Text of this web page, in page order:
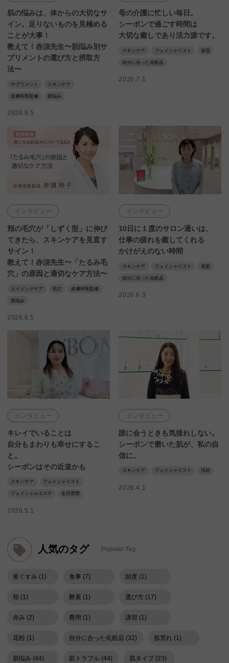
肌の悩みは、体からの大切なサ
イン。足りないものを見極める
ことが大事！
教えて！赤須先生〜肌悩み別サ
プリメントの選び方と摂取方
法〜
サプリメント スキンケア
皮膚科医監修 肌悩み
2026.8.5
母の介護に忙しい毎日。
シーボンで過ごす時間は
大切な癒しであり活力源です。
スキンケア フェイシャリスト 保湿
自分に合った化粧品
2026.7.1
インタビュー
頬の毛穴が「しずく型」に伸び
てきたら、スキンケアを見直す
サイン！
教えて！赤須先生〜「たるみ毛
穴」の原因と適切なケア方法〜
エイジングケア 毛穴 皮膚科医監修
肌悩み
2026.6.5
インタビュー
10日に１度のサロン通いは、
仕事の疲れを癒してくれる
かけがえのない時間
スキンケア フェイシャリスト 美肌
自分に合った化粧品
2026.6.3
インタビュー
キレイでいることは
自分もまわりも幸せにするこ
と。
シーボンはその近道かも
スキンケア フェイシャリスト
フェイシャルエステ 生活習慣
2026.5.1
インタビュー
誰に会うときも気後れしない。
シーボンで磨いた肌が、私の自
信に。
スキンケア フェイシャリスト 洗顔
2026.4.1
人気のタグ Popular Tag
黄ぐすみ (1) 食事 (7) 頻度 (1)
頬 (1) 酵素 (1) 選び方 (17)
赤み (2) 費用 (1) 講習 (1)
花粉 (1) 自分に合った化粧品 (32) 肌荒れ (1)
肌悩み (44) 肌トラブル (44) 肌タイプ (23)